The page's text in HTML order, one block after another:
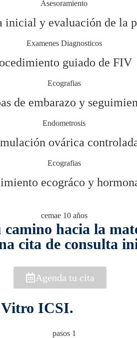
inicial y evaluación de la
guiado de FIV
de embarazo y
ovárica
ecográco y
hacia la
cita de consulta
Agenda tu cita
Vitro ICSI.